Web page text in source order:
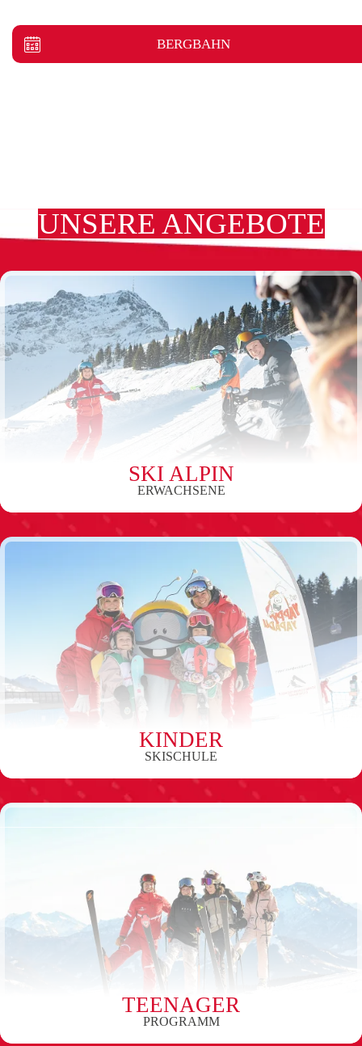
BERGBAHN
UNSERE ANGEBOTE
SKI ALPIN
ERWACHSENE
KINDER
SKISCHULE
TEENAGER
PROGRAMM